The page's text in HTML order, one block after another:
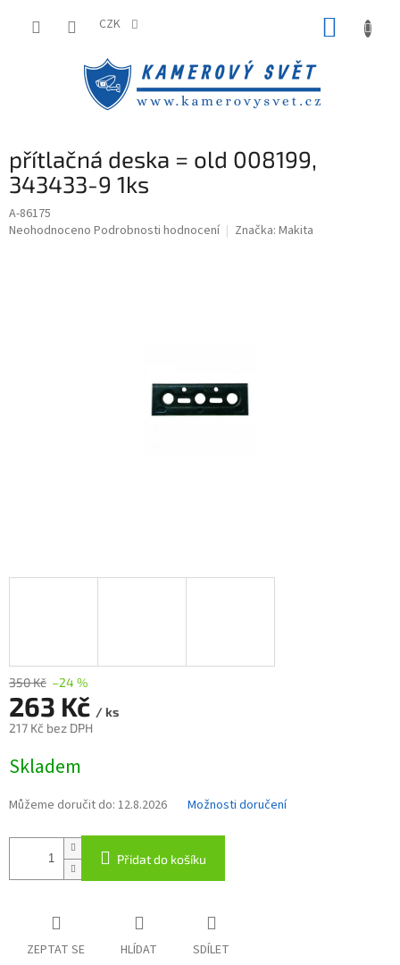
CZK
přítlačná deska = old 008199,
343433-9 1ks
A-86175
Průměrné
Neohodnoceno Podrobnosti hodnocení Značka: Makita
350 Kč –24 %
263 Kč / ks
217 Kč bez DPH
cena:
Skladem
Můžeme doručit do: 12.8.2026 Možnosti doručení
Přidat do košíku
ZEPTAT SE HLÍDAT SDÍLET